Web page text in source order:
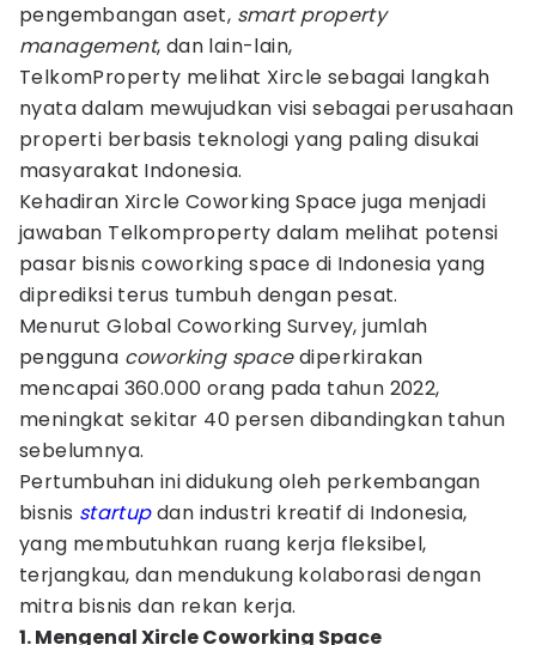
pengembangan aset, smart property
management, dan lain-lain,
TelkomProperty melihat Xircle sebagai langkah
nyata dalam mewujudkan visi sebagai perusahaan
properti berbasis teknologi yang paling disukai
masyarakat Indonesia.
Kehadiran Xircle Coworking Space juga menjadi
jawaban Telkomproperty dalam melihat potensi
pasar bisnis coworking space di Indonesia yang
diprediksi terus tumbuh dengan pesat.
Menurut Global Coworking Survey, jumlah
pengguna coworking spacediperkirakan
mencapai 360.000 orang pada tahun 2022,
meningkat sekitar 40 persen dibandingkan tahun
sebelumnya.
Pertumbuhan ini didukung oleh perkembangan
bisnis startupdan industri kreatif di Indonesia,
yang membutuhkan ruang kerja fleksibel,
terjangkau, dan mendukung kolaborasi dengan
mitra bisnis dan rekan kerja.
1. Mengenal Xircle Coworking Space